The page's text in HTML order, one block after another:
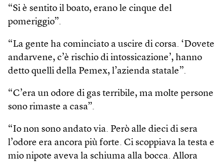
“Si è sentito il boato, erano le cinque del
pomeriggio”.
“La gente ha cominciato a uscire di corsa. ‘Dovete
andarvene, c’è rischio di intossicazione’, hanno
detto quelli della Pemex, l’azienda statale”.
“C’era un odore di gas terribile, ma molte persone
sono rimaste a casa”.
“Io non sono andato via. Però alle dieci di sera
l’odore era ancora più forte. Ci scoppiava la testa e
mio nipote aveva la schiuma alla bocca. Allora